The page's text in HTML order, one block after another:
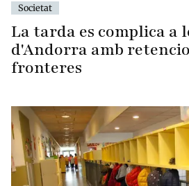
Societat
La tarda es complica a
d'Andorra amb
fronteres